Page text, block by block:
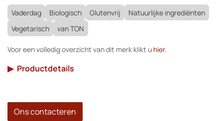
Vaderdag Biologisch Glutenvrij
Natuurlijke ingrediënten
Vegetarisch
van TON
Voor een volledig overzicht van dit merk klikt u hier.
▶ Productdetails
Ons contacteren